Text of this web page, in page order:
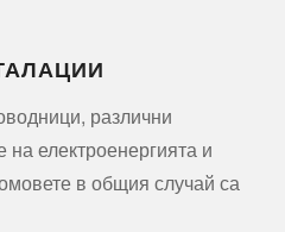
различни
електроенергията и
в общия случай са